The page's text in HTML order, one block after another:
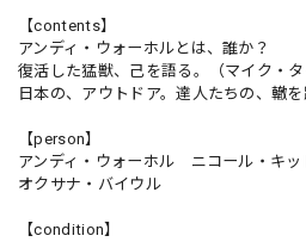
【contents】
アンディ・ウォーホルとは、誰か？
復活した猛獣、己を語る。（マイク・タ
日本の、アウトドア。達人たちの、轍を
【person】
アンディ・ウォーホル ニコール・キ
オクサナ・バイウル
【condition】